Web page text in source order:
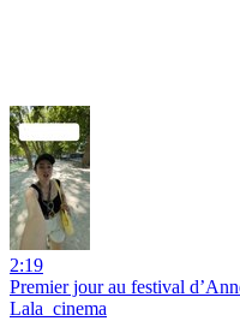
2:19
Premier jour au festival
Lala_cinema